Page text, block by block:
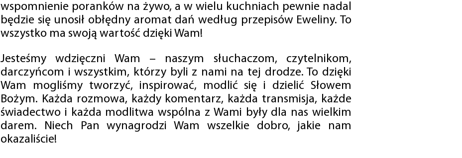
wspomnienie poranków na żywo, a w wielu kuchniach pewnie nadal
będzie się unosił obłędny aromat dań według przepisów Eweliny. To
wszystko ma swoją wartość dzięki Wam!
Jesteśmy wdzięczni Wam – naszym słuchaczom, czytelnikom,
darczyńcom i wszystkim, którzy byli z nami na tej drodze. To dzięki
Wam mogliśmy tworzyć, inspirować, modlić się i dzielić Słowem
Bożym. Każda rozmowa, każdy komentarz, każda transmisja, każde
świadectwo i każda modlitwa wspólna z Wami były dla nas wielkim
darem. Niech Pan wynagrodzi Wam wszelkie dobro, jakie nam
okazaliście!